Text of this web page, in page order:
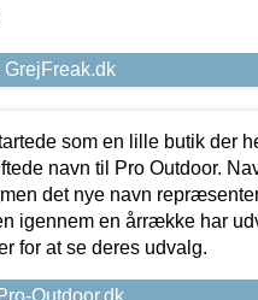
som en lille butik der
navn til Pro Outdoor.
det nye navn
igennem en årrække har
for at se deres udvalg.
Outdoor.dk